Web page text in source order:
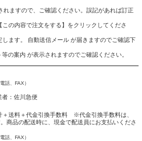
れますので、ご確認ください。誤記があれば訂正
容で注文をする】をクリックしてくださ
。 自動送信メール が届きますのでご確認下
の案内 が表示されますのでご確認ください。
話、FAX）
：佐川急便
送料＋代金引換手数料 ※代金引換手数料は、
商品の配送時に、現金で配送員にお支払いくださ
話、FAX）